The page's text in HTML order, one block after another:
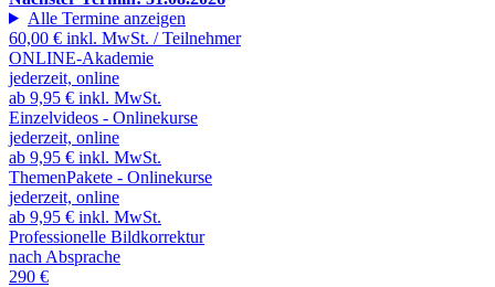
Alle Termine anzeigen
60,00 € inkl. MwSt. / Teilnehmer
ONLINE-Akademie
jederzeit, online
ab 9,95 € inkl. MwSt.
Einzelvideos - Onlinekurse
jederzeit, online
ab 9,95 € inkl. MwSt.
ThemenPakete - Onlinekurse
jederzeit, online
ab 9,95 € inkl. MwSt.
Professionelle Bildkorrektur
nach Absprache
290 €